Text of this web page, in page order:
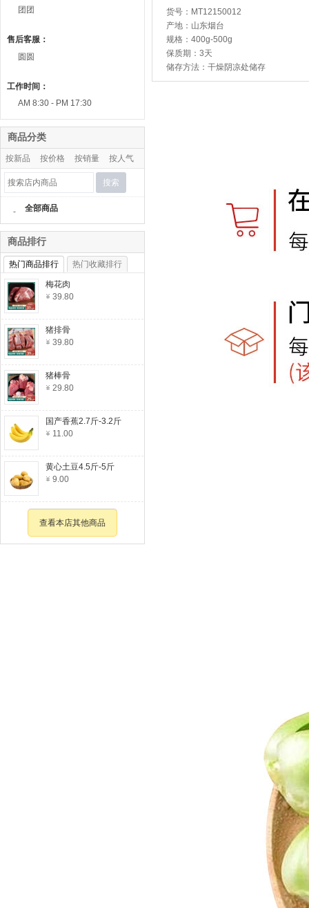
货号：MT12150012
产地：山东烟台
规格：400g-500g
保质期：3天
储存方法：干燥阴凉处储存
团团
售后客服：
圆圆
工作时间：
AM 8:30 - PM 17:30
商品分类
按新品 按价格 按销量 按人气
搜索
- 全部商品
商品排行
热门商品排行 热门收藏排行
梅花肉
39.80
猪排骨
39.80
猪棒骨
29.80
国产香蕉2.7斤-3.2斤
11.00
黄心土豆4.5斤-5斤
9.00
查看本店其他商品